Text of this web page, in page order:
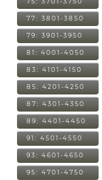
77: 3801-3850
79: 3901-3950
81: 4001-4050
83: 4101-4150
85: 4201-4250
87: 4301-4350
89: 4401-4450
91: 4501-4550
93: 4601-4650
95: 4701-4750